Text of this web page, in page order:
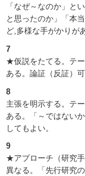
「なぜ～なのか」と
と思ったのか」「本
ど,多様な手がかりが
7
★仮説をたてる。テ
ある。論証（反証）
8
主張を明示する。テ
ある。「～ではない
してもよい。
9
★アプローチ（研究
異なる。「先行研究